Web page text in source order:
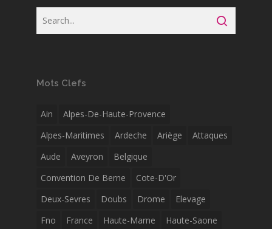
Mots Clefs
Ain
Alpes-De-Haute-Provence
Alpes-Maritimes
Ardeche Ariège
Attaques
Aude
Aveyron
Belgique
Convention De Berne
Cote-D'Or
Deux-Sevres
Doubs Drome
Elevage
Fno
France Haute-Marne
Haute-Saone